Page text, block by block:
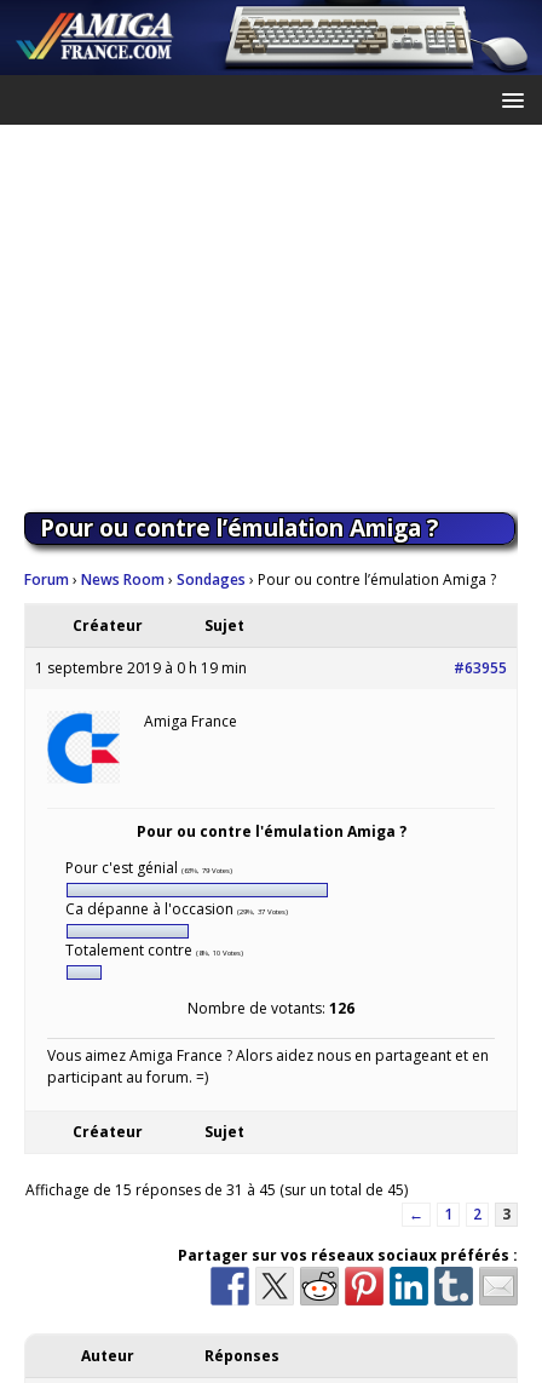
Pour ou contre l’émulation Amiga ?
Forum› News Room› Sondages › Pour ou contre l’émulation Amiga ?
Créateur Sujet
1 septembre 2019 à 0 h 19 min #63955
Amiga France
Pour ou contre l'émulation Amiga ?
Pour c'est génial (63%, 79 Votes)
Ca dépanne à l'occasion (29%, 37 Votes)
Totalement contre (8%, 10 Votes)
Nombre de votants: 126
Vous aimez Amiga France ? Alors aidez nous en partageant et en
participant au forum. =)
Créateur Sujet
Affichage de 15 réponses de 31 à 45 (sur un total de 45)
←
1 2
3
Partager sur vos réseaux sociaux préférés :
Auteur Réponses